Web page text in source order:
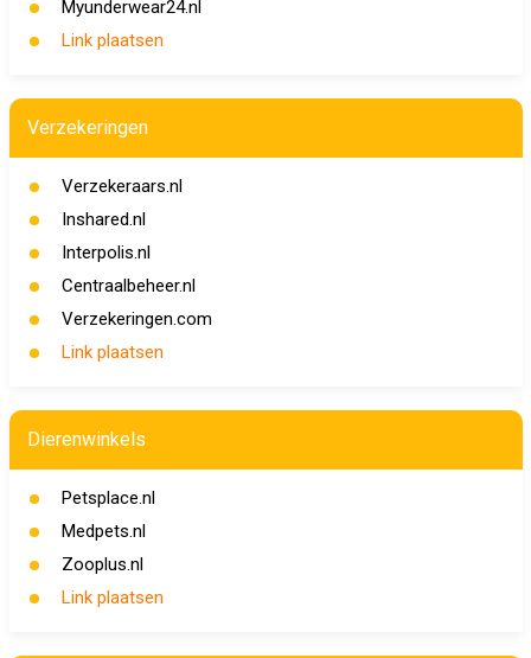
Myunderwear24.nl
Link plaatsen
Verzekeringen
Verzekeraars.nl
Inshared.nl
Interpolis.nl
Centraalbeheer.nl
Verzekeringen.com
Link plaatsen
Dierenwinkels
Petsplace.nl
Medpets.nl
Zooplus.nl
Link plaatsen